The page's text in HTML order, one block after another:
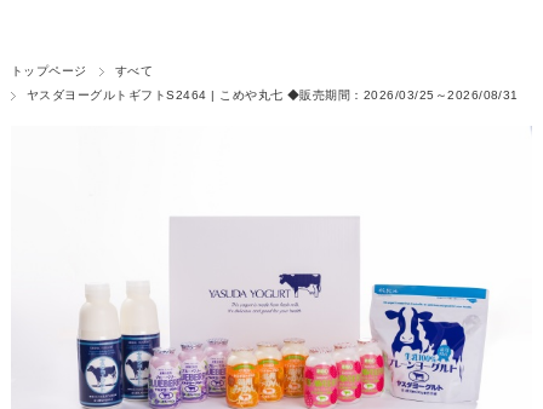
トップページ
すべて
ヤスダヨーグルトギフトS2464 | こめや丸七 ◆販売期間：2026/03/25～2026/08/31